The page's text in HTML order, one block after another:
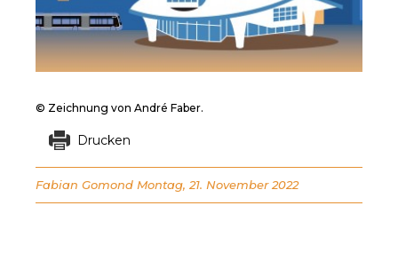
© Zeichnung von André Faber.
Drucken
Fabian Gomond Montag, 21. November 2022